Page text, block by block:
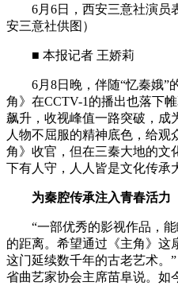
6月6日，西安三意社演员
安三意社供图）
■ 本报记者 王娇莉
6月8日晚，伴随“忆秦娥”
角》在CCTV-1的播出也落下
飙升，收视峰值一路突破，成
人物不屈服的精神底色，给观
角》收官，但在三秦大地的文
下有人守，人人皆是文化传承
为秦腔传承注入青春活力
“一部优秀的影视作品，能
的距离。希望通过《主角》这
这门延续数千年的古老艺术。
省曲艺家协会主席苗阜说。如